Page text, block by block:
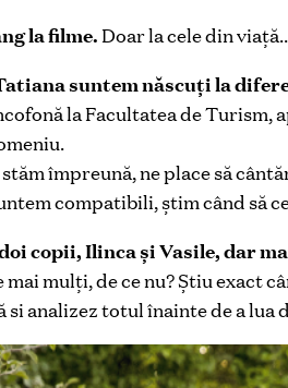
la filme.Doar la cele din
suntem născuţi la
la Facultatea de Turism,
împreună, ne place să
compatibili, ştim când să
copii, Ilinca și Vasile, dar
mai mulţi, de ce nu? Ştiu exact
analizez totul înainte de a lua